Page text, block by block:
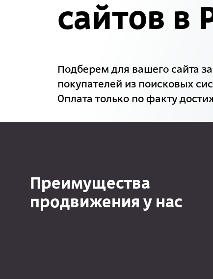
сайтов в
Подберем для вашего сайта
покупателей из поисковых
Оплата только по факту
Преимущества
продвижения у нас